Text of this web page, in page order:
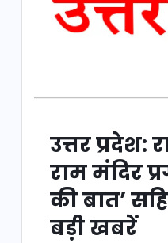
उत्तर प्रदेश:
राम मंदिर
की बात’
बड़ी खबरें